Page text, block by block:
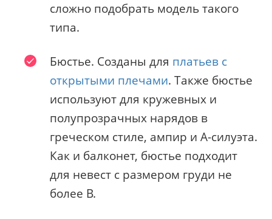
сложно подобрать модель такого
типа.
Бюстье. Созданы для платьев с
открытыми плечами. Также бюстье
используют для кружевных и
полупрозрачных нарядов в
греческом стиле, ампир и А-силуэта.
Как и балконет, бюстье подходит
для невест с размером груди не
более B.